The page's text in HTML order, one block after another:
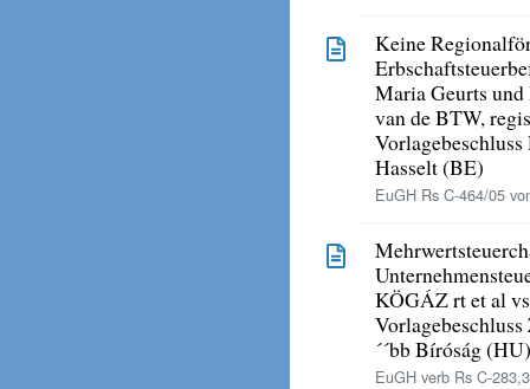
Keine
Maria Geurts
van de BTW,
Vorlagebeschluss
Hasselt (BE)
EuGH Rs C-464/05
KÖGÁZ rt et al
´´bb Bíróság (HU)
EuGH verb Rs C-